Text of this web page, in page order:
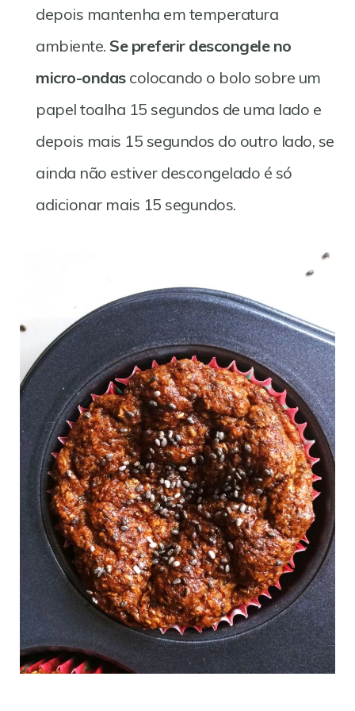
depois mantenha em temperatura
ambiente. Se preferir descongele no
micro-ondascolocando o bolo sobre um
papel toalha 15 segundos de uma lado e
depois mais 15 segundos do outro lado, se
ainda não estiver descongelado é só
adicionar mais 15 segundos.